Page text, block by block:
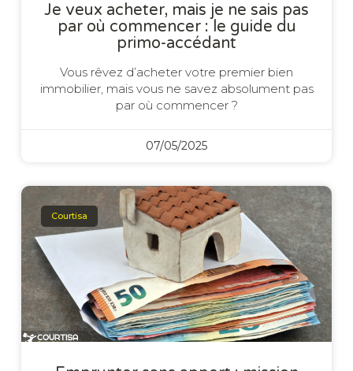
Je veux acheter, mais je ne sais pas
par où commencer : le guide du
primo-accédant
Vous rêvez d’acheter votre premier bien
immobilier, mais vous ne savez absolument pas
par où commencer ?
07/05/2025
Courtisa